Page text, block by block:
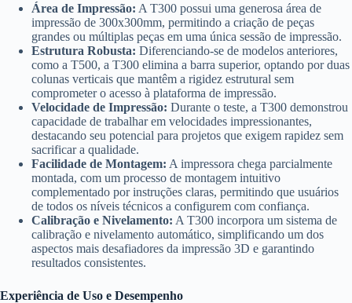
Área de Impressão: A T300 possui uma generosa área de
impressão de 300x300mm, permitindo a criação de peças
grandes ou múltiplas peças em uma única sessão de impressão.
Estrutura Robusta: Diferenciando-se de modelos anteriores,
como a T500, a T300 elimina a barra superior, optando por duas
colunas verticais que mantêm a rigidez estrutural sem
comprometer o acesso à plataforma de impressão.
Velocidade de Impressão: Durante o teste, a T300 demonstrou
capacidade de trabalhar em velocidades impressionantes,
destacando seu potencial para projetos que exigem rapidez sem
sacrificar a qualidade.
Facilidade de Montagem: A impressora chega parcialmente
montada, com um processo de montagem intuitivo
complementado por instruções claras, permitindo que usuários
de todos os níveis técnicos a configurem com confiança.
Calibração e Nivelamento: A T300 incorpora um sistema de
calibração e nivelamento automático, simplificando um dos
aspectos mais desafiadores da impressão 3D e garantindo
resultados consistentes.
Experiência de Uso e Desempenho